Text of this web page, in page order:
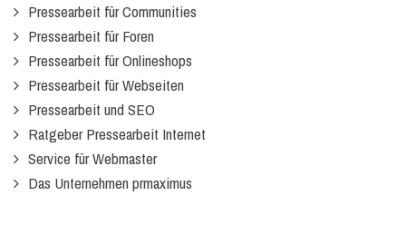
Pressearbeit für Communities
Pressearbeit für Foren
Pressearbeit für Onlineshops
Pressearbeit für Webseiten
Pressearbeit und SEO
Ratgeber Pressearbeit Internet
Service für Webmaster
Das Unternehmen prmaximus